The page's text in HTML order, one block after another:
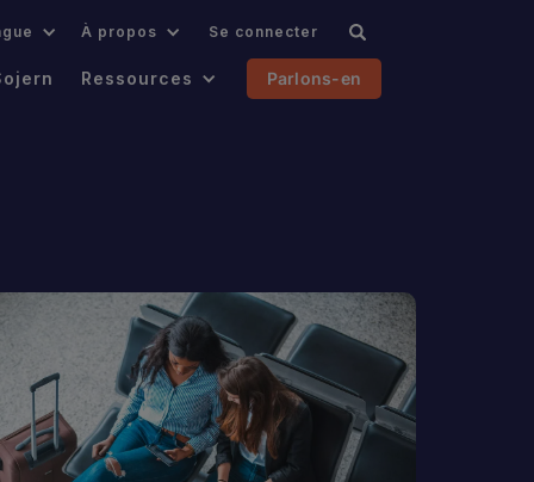
À propos Se connecter
Ressources Parlons-en